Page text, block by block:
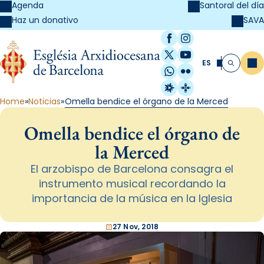
Agenda
Haz un donativo
Santoral del día
SAVA
Facebook
Instagram
X / Twitter
YouTube
WhatsApp
Flickr
Radio Estel
Catalunya
ES Buscar
Home Noticias Omella bendice el órgano de la Merced
Omella bendice el órgano de
la Merced
El arzobispo de Barcelona consagra el
instrumento musical recordando la
importancia de la música en la Iglesia
27 Nov, 2018